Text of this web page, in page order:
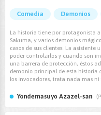
Comedia Demonios
La historia tiene por protagonista
Sakuma, y varios demonios
casos de sus clientes. La asistente
poder controlarlos y cuando son
una barrera de protección, éstos
demonio principal de esta historia
los invocadores, trata nada mas ni
Yondemasuyo Azazel-san